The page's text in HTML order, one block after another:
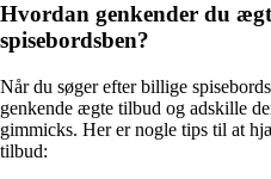
Hvordan genkender du
spisebordsben?
Når du søger efter billige
genkende ægte tilbud og adskille
gimmicks. Her er nogle tips til at
tilbud: